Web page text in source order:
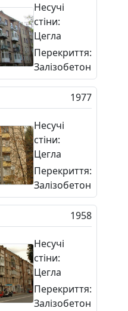
Несучі
стіни:
Цегла
Перекриття:
Залізобетон
1977
Несучі
стіни:
Цегла
Перекриття:
Залізобетон
1958
Несучі
стіни:
Цегла
Перекриття:
Залізобетон